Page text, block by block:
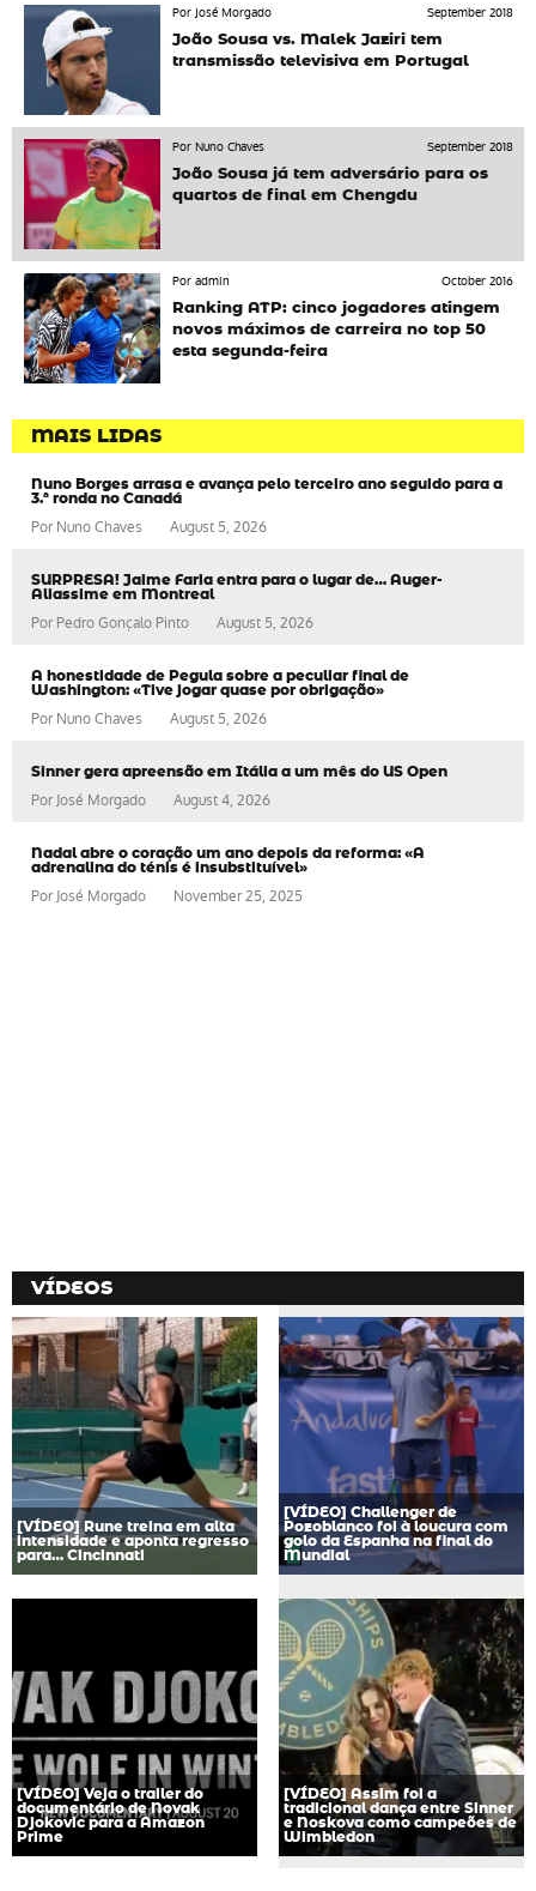
Por José Morgado
September 2018
João Sousa vs. Malek Jaziri tem
transmissão televisiva em Portugal
Por Nuno Chaves
September 2018
João Sousa já tem adversário para os
quartos de final em Chengdu
Por admin
October 2016
Ranking ATP: cinco jogadores atingem
novos máximos de carreira no top 50
esta segunda-feira
MAIS LIDAS
Nuno Borges arrasa e avança pelo terceiro ano seguido para a
3.ª ronda no Canadá
PorNuno Chaves August 5, 2026
SURPRESA! Jaime Faria entra para o lugar de… Auger-
Aliassime em Montreal
Por Pedro Gonçalo Pinto August 5, 2026
A honestidade de Pegula sobre a peculiar final de
Washington: «Tive jogar quase por obrigação»
PorNuno Chaves August 5, 2026
Sinner gera apreensão em Itália a um mês do US Open
Por José Morgado August 4, 2026
Nadal abre o coração um ano depois da reforma: «A
adrenalina do ténis é insubstituível»
PorJosé Morgado November 25, 2025
VÍDEOS
[VÍDEO] Rune treina em alta
intensidade e aponta regresso
para… Cincinnati
[VÍDEO] Challenger de
Pozoblanco foi à loucura com
golo da Espanha na final do
Mundial
[VÍDEO] Veja o trailer do
documentário de Novak
Djokovic para a Amazon
Prime
[VÍDEO] Assim foi a
tradicional dança entre Sinner
e Noskova como campeões de
Wimbledon